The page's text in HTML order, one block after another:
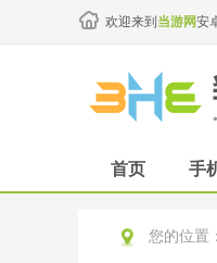
欢迎来到 当游网安
首页 手
您的位置：